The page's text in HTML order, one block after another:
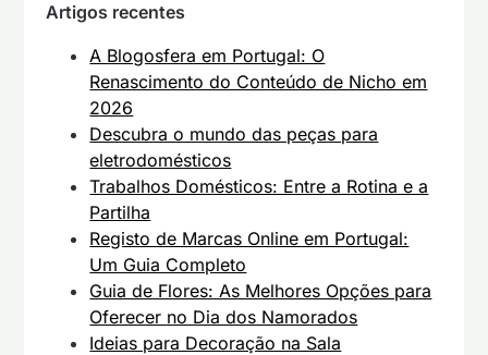
Artigos recentes
A Blogosfera em Portugal: O
Renascimento do Conteúdo de Nicho em
2026
Descubra o mundo das peças para
eletrodomésticos
Trabalhos Domésticos: Entre a Rotina e a
Partilha
Registo de Marcas Online em Portugal:
Um Guia Completo
Guia de Flores: As Melhores Opções para
Oferecer no Dia dos Namorados
Ideias para Decoração na Sala